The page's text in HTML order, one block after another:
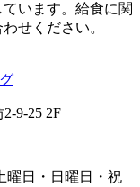
います。給食に関
せください。
9-25 2F
曜日・日曜日・祝